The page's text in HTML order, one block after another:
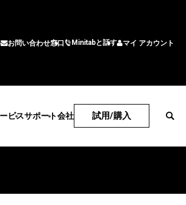
お問い合わせ窓口 Minitabと話す マイ アカウント
ビスサポート会社 試用/購入